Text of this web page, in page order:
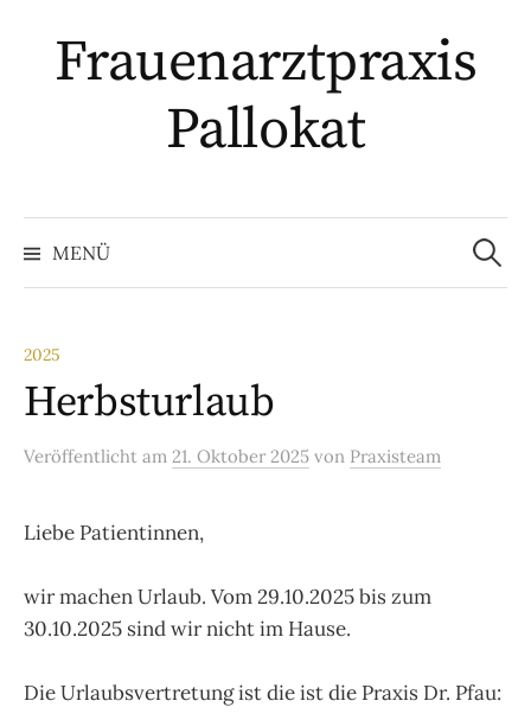
zum
InhaltFrauenarztpraxis
Pallokat
MENÜ
Suchen
nach:
2025
Herbsturlaub
Veröffentlicht am 21. Oktober 2025 von Praxisteam
Liebe Patientinnen,
wir machen Urlaub. Vom 29.10.2025 bis zum
30.10.2025 sind wir nicht im Hause.
Die Urlaubsvertretung ist die ist die Praxis Dr. Pfau: